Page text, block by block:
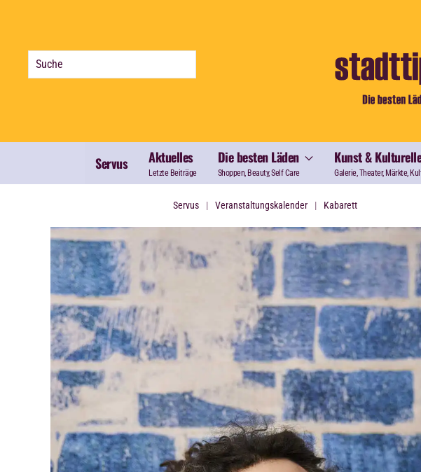
Servus Aktuelles
Letzte Beiträge
Die besten Läden
Shoppen, Beauty, Self Care
Kunst &
Galerie, Theater, Märkte,
Servus Veranstaltungskalender Kabarett